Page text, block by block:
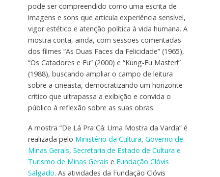
pode ser compreendido como uma escrita de
imagens e sons que articula experiência sensível,
vigor estético e atenção política à vida humana. A
mostra conta, ainda, com sessões comentadas
dos filmes “As Duas Faces da Felicidade” (1965),
“Os Catadores e Eu” (2000) e “Kung-Fu Master!”
(1988), buscando ampliar o campo de leitura
sobre a cineasta, democratizando um horizonte
crítico que ultrapassa a exibição e convida o
público à reflexão sobre as suas obras.
A mostra “De Lá Pra Cá: Uma Mostra da Varda” é
realizada pelo Ministério da Cultura, Governo de
Minas Gerais, Secretaria de Estado de Cultura e
Turismo de Minas Gerais e Fundação Clóvis
Salgado. As atividades da Fundação Clóvis